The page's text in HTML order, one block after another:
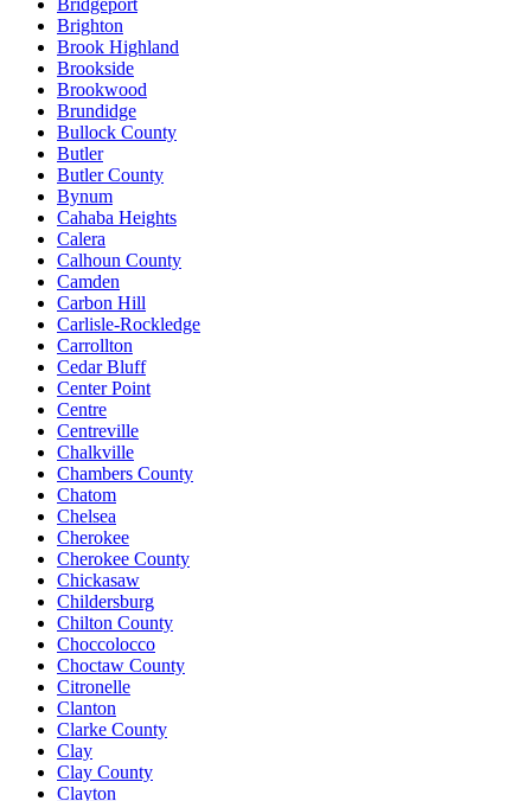
Brighton
Brook Highland
Brookside
Brookwood
Brundidge
Bullock County
Butler
Butler County
Bynum
Cahaba Heights
Calera
Calhoun County
Camden
Carbon Hill
Carlisle-Rockledge
Carrollton
Cedar Bluff
Center Point
Centre
Centreville
Chalkville
Chambers County
Chatom
Chelsea
Cherokee
Cherokee County
Chickasaw
Childersburg
Chilton County
Choccolocco
Choctaw County
Citronelle
Clanton
Clarke County
Clay
Clay County
Clayton